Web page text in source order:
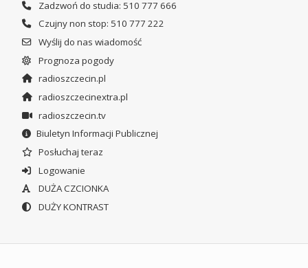
Zadzwoń do studia: 510 777 666
Czujny non stop: 510 777 222
Wyślij do nas wiadomość
Prognoza pogody
radioszczecin.pl
radioszczecinextra.pl
radioszczecin.tv
Biuletyn Informacji Publicznej
Posłuchaj teraz
Logowanie
DUŻA CZCIONKA
DUŻY KONTRAST